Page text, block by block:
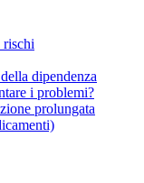
rischi
dipendenza
i problemi?
prolungata